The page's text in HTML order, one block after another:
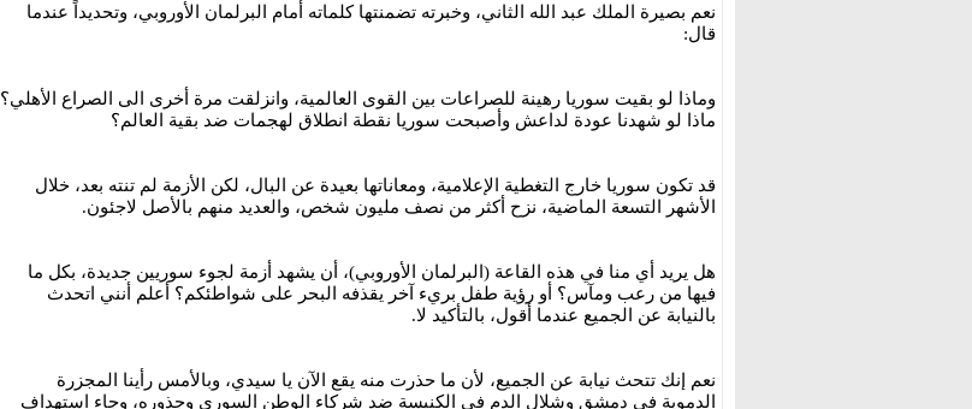
نعم بصيرة الملك عبد الله الثاني، وخبرته تضمنتها كلماته أمام البرلمان الأوروبي، وتحديداً عندما
قال:
وماذا لو بقيت سوريا رهينة للصراعات بين القوى العالمية، وانزلقت مرة أخرى الى الصراع الأهلي؟
ماذا لو شهدنا عودة لداعش وأصبحت سوريا نقطة انطلاق لهجمات ضد بقية العالم؟
قد تكون سوريا خارج التغطية الإعلامية، ومعاناتها بعيدة عن البال، لكن الأزمة لم تنته بعد، خلال
الأشهر التسعة الماضية، نزح أكثر من نصف مليون شخص، والعديد منهم بالأصل لاجئون.
هل يريد أي منا في هذه القاعة (البرلمان الأوروبي)، أن يشهد أزمة لجوء سوريين جديدة، بكل ما
فيها من رعب ومآس؟ أو رؤية طفل بريء آخر يقذفه البحر على شواطئكم؟ أعلم أنني اتحدث
بالنيابة عن الجميع عندما أقول، بالتأكيد لا.
نعم إنك تتحث نيابة عن الجميع، لأن ما حذرت منه يقع الآن يا سيدي، وبالأمس رأينا المجزرة
الدموية في دمشق وشلال الدم في الكنيسة ضد شركاء الوطن السوري وجذوره، وجاء استهداف